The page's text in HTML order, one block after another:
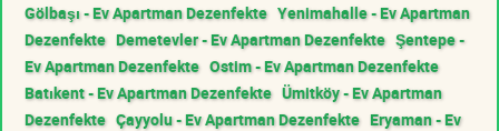
Gölbaşı - Ev Apartman Dezenfekte Yenimahalle - Ev Apartman
Dezenfekte Demetevler - Ev Apartman Dezenfekte Şentepe -
Ev Apartman Dezenfekte Ostim - Ev Apartman Dezenfekte
Batıkent - Ev Apartman Dezenfekte Ümitköy - Ev Apartman
Dezenfekte Çayyolu - Ev Apartman Dezenfekte Eryaman - Ev